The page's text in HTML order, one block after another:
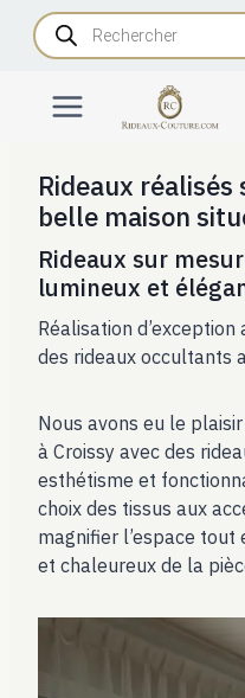
AllerRecherche
de
produits
Rideaux
belle maison
Rideaux sur
lumineux et
Réalisation
des rideaux occultants
Nous avons eu le
à Croissy avec des
esthétisme et
choix des tissus aux
magnifier l’espace
et chaleureux de la